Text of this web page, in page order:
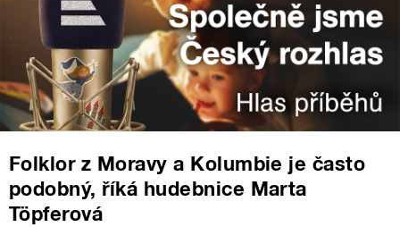
Folklor z Moravy a Kolumbie je často
podobný, říká hudebnice Marta
Töpferová